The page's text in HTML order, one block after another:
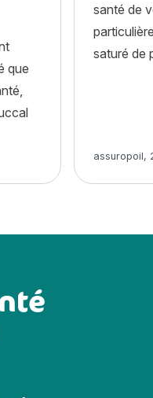
que
santé de
saturé de
Article
assuropoil,